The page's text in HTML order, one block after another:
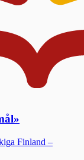
»
Finland –